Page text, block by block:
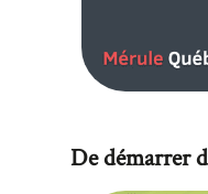
De démarrer